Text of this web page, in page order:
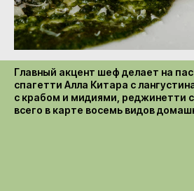
Главный акцент шеф делает на
спагетти Алла Китара с
с крабом и мидиями, реджинетти
всего в карте восемь видов